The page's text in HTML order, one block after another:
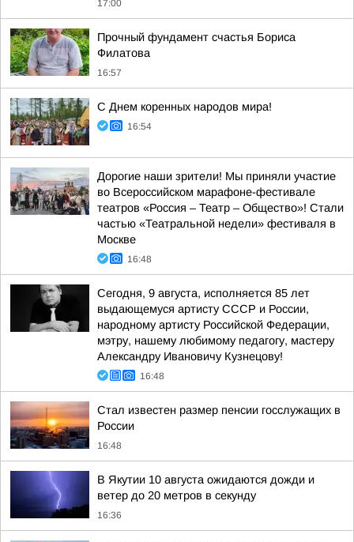
17:00
Прочный фундамент счастья Бориса
Филатова
16:57
С Днем коренных народов мира!
16:54
Дорогие наши зрители! Мы приняли участие
во Всероссийском марафоне-фестивале
театров «Россия – Театр – Общество»! Стали
частью «Театральной недели» фестиваля в
Москве
16:48
Сегодня, 9 августа, исполняется 85 лет
выдающемуся артисту СССР и России,
народному артисту Российской Федерации,
мэтру, нашему любимому педагогу, мастеру
Александру Ивановичу Кузнецову!
16:48
Стал известен размер пенсии госслужащих в
России
16:48
В Якутии 10 августа ожидаются дожди и
ветер до 20 метров в секунду
16:36